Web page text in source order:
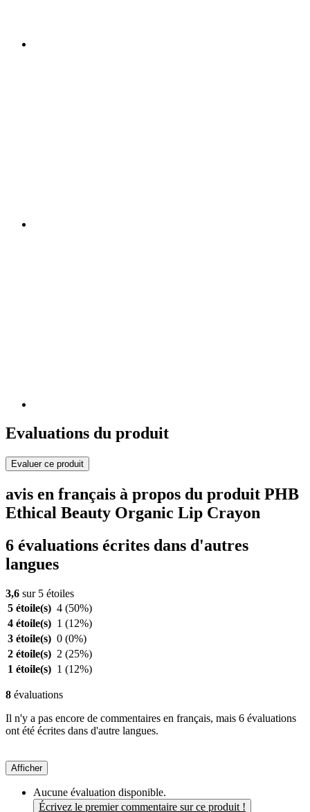
Evaluations du produit
Evaluer ce produit
avis en français à propos du produit PHB
Ethical Beauty Organic Lip Crayon
6 évaluations écrites dans d'autres
langues
3,6 sur 5 étoiles
5 étoile(s) 4 (50%)
4 étoile(s) 1 (12%)
3 étoile(s) 0 (0%)
2 étoile(s) 2 (25%)
1 étoile(s) 1 (12%)
8 évaluations
Il n'y a pas encore de commentaires en français, mais 6 évaluations
ont été écrites dans d'autre langues.
Afficher
Aucune évaluation disponible.
Écrivez le premier commentaire sur ce produit !